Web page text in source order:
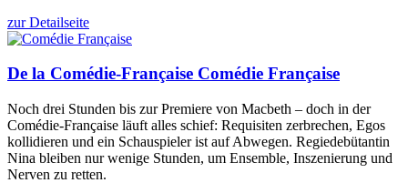
zur Detailseite
De la Comédie-Française Comédie Française
Noch drei Stunden bis zur Premiere von Macbeth – doch in der
Comédie-Française läuft alles schief: Requisiten zerbrechen, Egos
kollidieren und ein Schauspieler ist auf Abwegen. Regiedebütantin
Nina bleiben nur wenige Stunden, um Ensemble, Inszenierung und
Nerven zu retten.